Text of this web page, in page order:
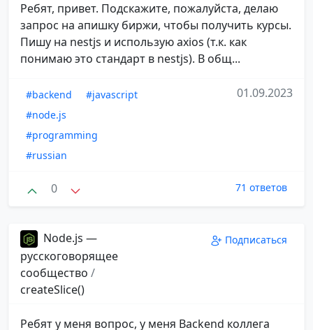
Ребят, привет. Подскажите, пожалуйста, делаю
запрос на апишку биржи, чтобы получить курсы.
Пишу на nestjs и использую axios (т.к. как
понимаю это стандарт в nestjs). В общ...
#backend
#javascript
#node.js
#programming
#russian
01.09.2023
0 71 ответов
Node.js —
русскоговорящее
сообщество /
createSlice()
Подписаться
Ребят у меня вопрос, у меня Backend коллега